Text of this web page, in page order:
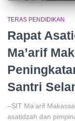
TERAS PENDIDIKAN
Rapat
Ma’arif
Santri
–SIT Ma’arif
asatidzah dan